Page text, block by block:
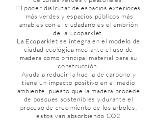
El poder disfrutar de espacios exteriores
más verdes y espacios públicos más
amables con el ciudadano es el embrión
de la Ecoparklet.
La Ecoparklet se integra en el modelo de
ciudad ecológica mediante el uso de
madera como principal material para su
construcción.
Ayuda a reducir la huella de carbono y
tiene un impacto positivo en el medio
ambiente, puesto que la madera procede
de bosques sostenibles y durante el
proceso de crecimiento de los arboles,
estos van absorbiendo CO2